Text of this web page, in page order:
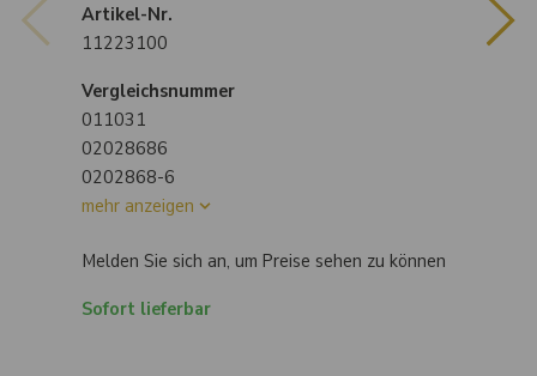
Artikel-Nr.
11223100
Vergleichsnummer
011031
02028686
0202868-6
mehr anzeigen
Melden Sie sich an, um Preise sehen zu können
Sofort lieferbar